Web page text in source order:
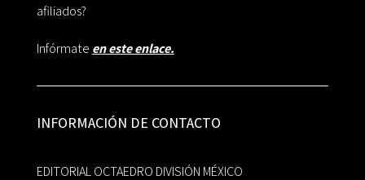
afiliados?
Infórmate en este enlace.
INFORMACIÓN DE CONTACTO
EDITORIAL OCTAEDRO DIVISIÓN MÉXICO